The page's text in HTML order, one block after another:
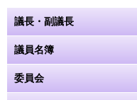
議長・副議長
議員名簿
委員会